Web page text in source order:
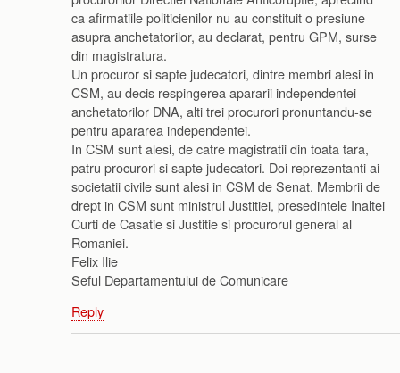
ca afirmatiile politicienilor nu au constituit o presiune
asupra anchetatorilor, au declarat, pentru GPM, surse
din magistratura.
Un procuror si sapte judecatori, dintre membri alesi in
CSM, au decis respingerea apararii independentei
anchetatorilor DNA, alti trei procurori pronuntandu-se
pentru apararea independentei.
In CSM sunt alesi, de catre magistratii din toata tara,
patru procurori si sapte judecatori. Doi reprezentanti ai
societatii civile sunt alesi in CSM de Senat. Membrii de
drept in CSM sunt ministrul Justitiei, presedintele Inaltei
Curti de Casatie si Justitie si procurorul general al
Romaniei.
Felix Ilie
Seful Departamentului de Comunicare
Reply